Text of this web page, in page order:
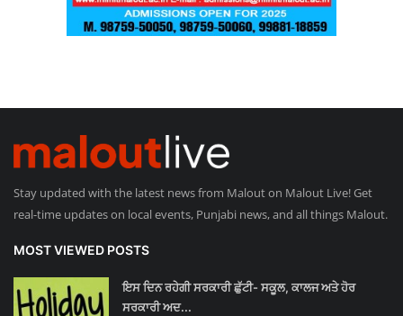
Stay updated with the latest news from Malout on Malout Live! Get
real-time updates on local events, Punjabi news, and all things Malout.
MOST VIEWED POSTS
ਇਸ ਦਿਨ ਰਹੇਗੀ ਸਰਕਾਰੀ ਛੁੱਟੀ- ਸਕੂਲ, ਕਾਲਜ ਅਤੇ ਹੋਰ
ਸਰਕਾਰੀ ਅਦ...